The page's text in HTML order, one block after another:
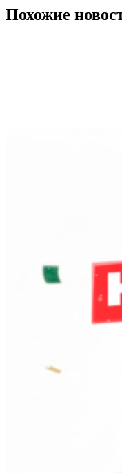
Похожие